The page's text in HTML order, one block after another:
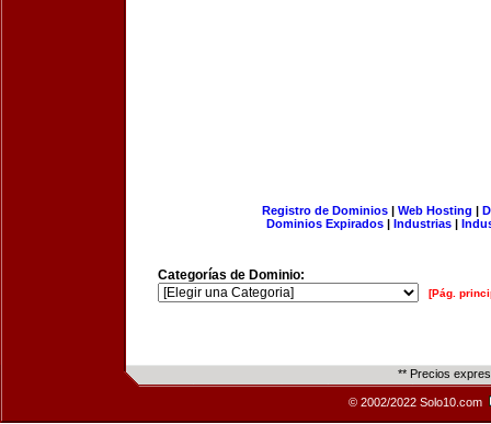
Registro de Dominios| Web Hosting |
Dominios Expirados | Industrias |
Categorías de Dominio:
[Pág.
** Precios
© 2002/2022 Solo10.com